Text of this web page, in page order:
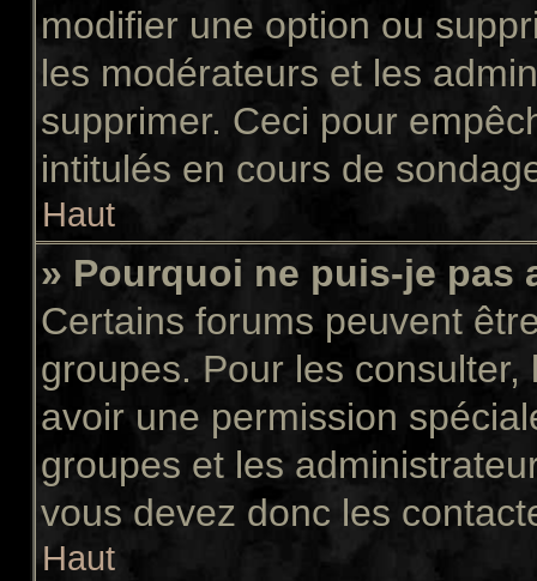
modifier une option ou
les modérateurs et les
supprimer. Ceci pour
intitulés en cours de
Haut
» Pourquoi ne puis-je pas
Certains forums peuvent
groupes. Pour les
avoir une permission
groupes et les
vous devez donc les
Haut